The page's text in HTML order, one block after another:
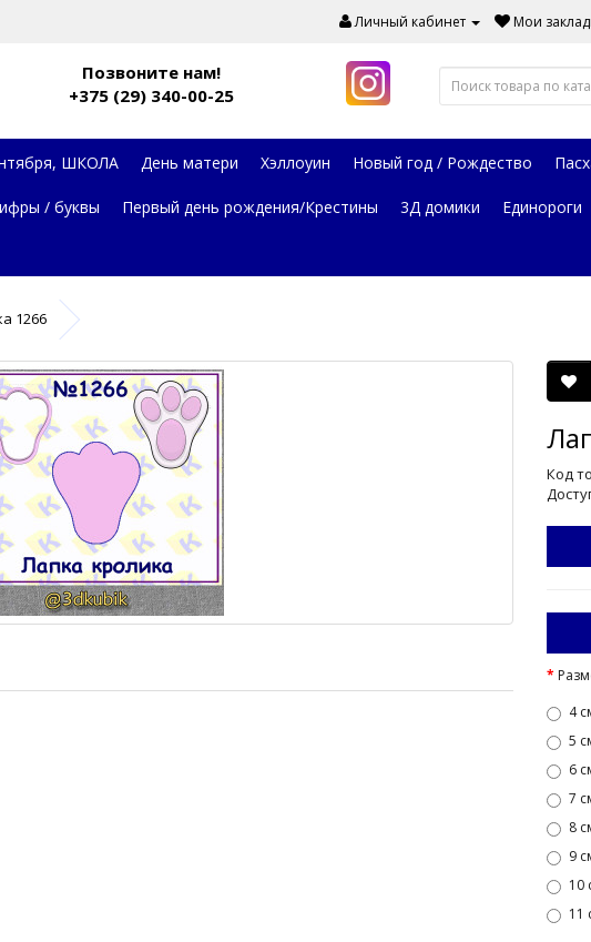
Личный кабинет Мои
Позвоните нам!
+375 (29) 340-00-25
ШКОЛА День матери Хэллоуин Новый год / Рождество
/ буквы Первый день рождения/Крестины 3Д домики Единороги
1266
Код
4
5
6
7
8
9
10
11